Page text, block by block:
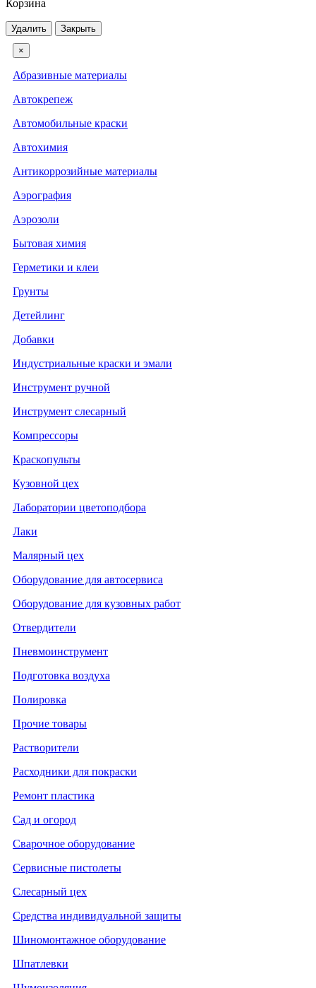
Корзина
Удалить Закрыть
×
Абразивные материалы
Автокрепеж
Автомобильные краски
Автохимия
Антикоррозийные материалы
Аэрография
Аэрозоли
Бытовая химия
Герметики и клеи
Грунты
Детейлинг
Добавки
Индустриальные краски и эмали
Инструмент ручной
Инструмент слесарный
Компрессоры
Краскопульты
Кузовной цех
Лаборатории цветоподбора
Лаки
Малярный цех
Оборудование для автосервиса
Оборудование для кузовных работ
Отвердители
Пневмоинструмент
Подготовка воздуха
Полировка
Прочие товары
Растворители
Расходники для покраски
Ремонт пластика
Сад и огород
Сварочное оборудование
Сервисные пистолеты
Слесарный цех
Средства индивидуальной защиты
Шиномонтажное оборудование
Шпатлевки